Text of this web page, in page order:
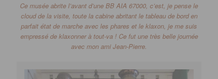
Ce musée abrite l’avant d’une BB AIA 67000, c’est, je pense le
cloud de la visite, toute la cabine abritant le tableau de bord en
parfait état de marche avec les phares et le klaxon, je me suis
empressé de klaxonner à tout-va ! Ce fut une très belle journée
avec mon ami Jean-Pierre.